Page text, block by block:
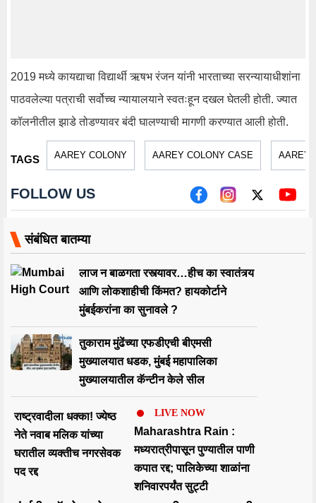
— Live Law (@LiveLawIndia)January 10, 2025
एप्रिल 2023 मध्ये, न्यायालयाने 84 झाडांना परवानगी देऊनही 177 झाडे
तोडण्याचा प्रयत्न केल्याबद्दल एमएमआरसीएलवर 10 लाख रुपयांचा दंड